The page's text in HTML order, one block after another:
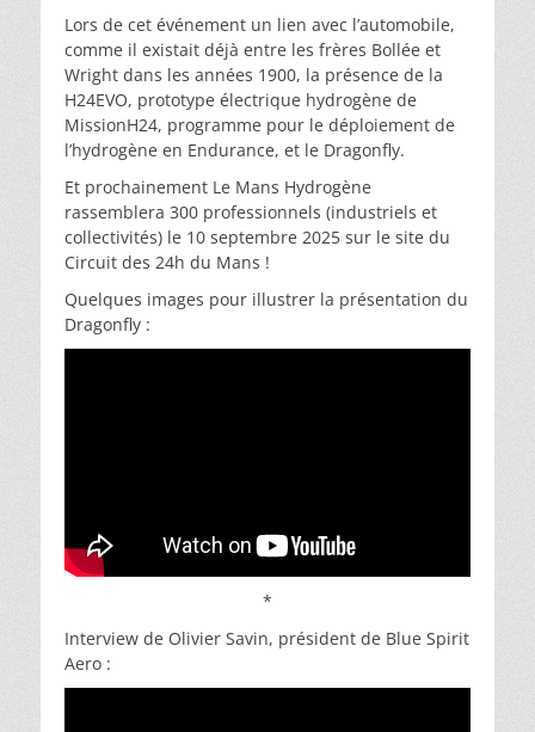
Lors de cet événement un lien avec l’automobile,
comme il existait déjà entre les frères Bollée et
Wright dans les années 1900, la présence de la
H24EVO, prototype électrique hydrogène de
MissionH24, programme pour le déploiement de
l’hydrogène en Endurance, et le Dragonfly.
Et prochainement Le Mans Hydrogène
rassemblera 300 professionnels (industriels et
collectivités) le 10 septembre 2025 sur le site du
Circuit des 24h du Mans !
Quelques images pour illustrer la présentation du
Dragonfly :
*
Interview de Olivier Savin, président de Blue Spirit
Aero :